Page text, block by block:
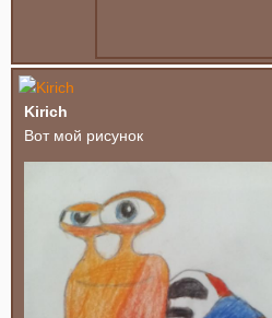
Kirich
Вот мой рисунок